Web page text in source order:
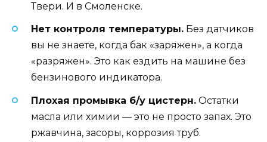
Твери. И в Смоленске.
Нет контроля температуры. Без датчиков
вы не знаете, когда бак «заряжен», а когда
«разряжен». Это как ездить на машине без
бензинового индикатора.
Плохая промывка б/у цистерн. Остатки
масла или химии — это не просто запах. Это
ржавчина, засоры, коррозия труб.